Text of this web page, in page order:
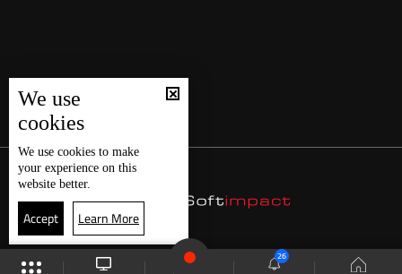
26
We use
cookies
We use cookies to make
your experience on this
website better.
Accept Learn More